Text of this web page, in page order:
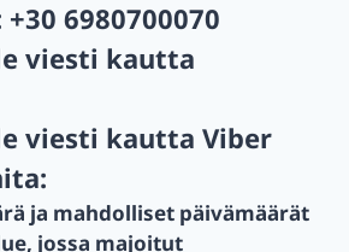
+30 6980700070
viesti kautta
viesti kautta Viber
ja mahdolliset päivämäärät
jossa majoitut